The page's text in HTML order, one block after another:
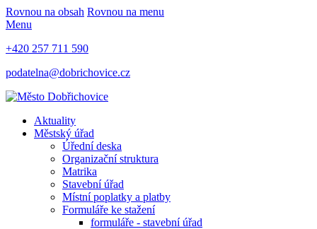
Rovnou na obsah Rovnou na menu
Menu
+420 257 711 590
podatelna@dobrichovice.cz
Aktuality
Městský úřad
Úřední deska
Organizační struktura
Matrika
Stavební úřad
Místní poplatky a platby
Formuláře ke stažení
formuláře - stavební úřad